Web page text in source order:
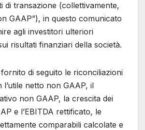
di transazione (collettivamente,
GAAP”), in questo comunicato
agli investitori ulteriori
risultati finanziari della società.
di seguito le riconciliazioni
l’utile netto non GAAP, il
non GAAP, la crescita dei
e l’EBITDA rettificato, le
comparabili calcolate e